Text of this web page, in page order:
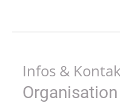
Infos &
Organisation